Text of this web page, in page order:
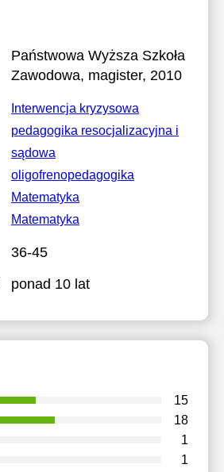
Państwowa Wyższa Szkoła
Zawodowa, magister, 2010
Interwencja kryzysowa
pedagogika resocjalizacyjna i
sądowa
oligofrenopedagogika
Matematyka
Matematyka
36-45
ponad 10 lat
1
1
18
15